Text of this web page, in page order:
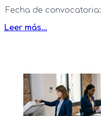
Fecha de convocatoria:
Leer más…